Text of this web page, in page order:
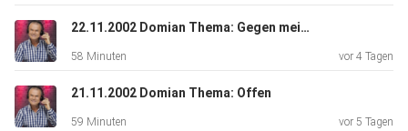
22.11.2002 Domian Thema: Gegen meinen Willen
58 Minuten vor 4 Tagen
21.11.2002 Domian Thema: Offen
59 Minuten vor 5 Tagen